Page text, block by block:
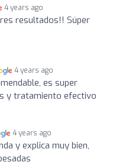
4 years ago
resultados!! Súper
4 years ago
es super
y tratamiento efectivo
4 years ago
y explica muy bien,